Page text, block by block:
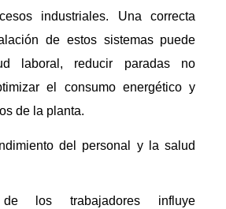
industriales. Una correcta
de estos sistemas puede
laboral, reducir paradas no
el consumo energético y
de la planta.
del personal y la salud
los trabajadores influye